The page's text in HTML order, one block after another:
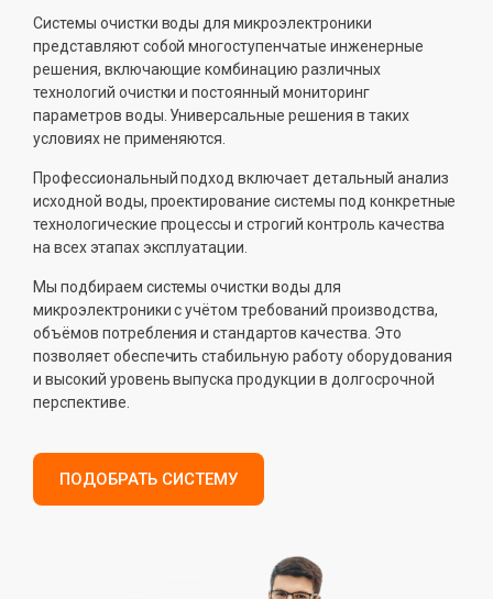
Системы очистки воды для микроэлектроники
представляют собой многоступенчатые инженерные
решения, включающие комбинацию различных
технологий очистки и постоянный мониторинг
параметров воды. Универсальные решения в таких
условиях не применяются.
Профессиональный подход включает детальный анализ
исходной воды, проектирование системы под конкретные
технологические процессы и строгий контроль качества
на всех этапах эксплуатации.
Мы подбираем системы очистки воды для
микроэлектроники с учётом требований производства,
объёмов потребления и стандартов качества. Это
позволяет обеспечить стабильную работу оборудования
и высокий уровень выпуска продукции в долгосрочной
перспективе.
ПОДОБРАТЬ СИСТЕМУ